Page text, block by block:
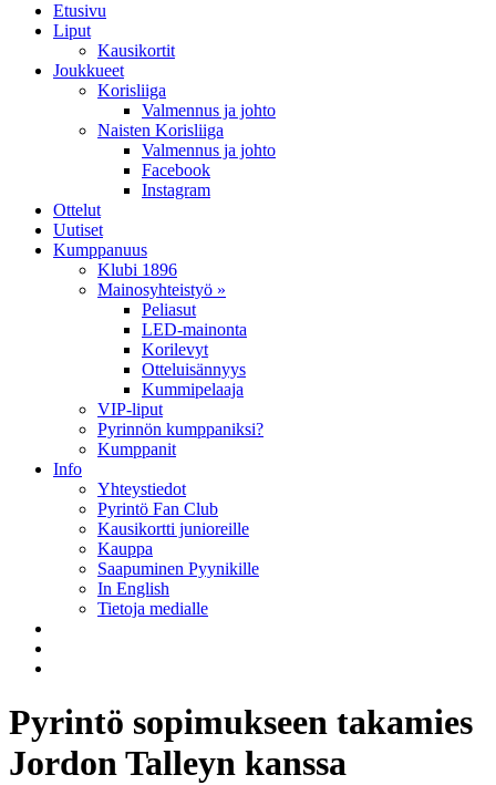
Etusivu
Liput
Kausikortit
Joukkueet
Korisliiga
Valmennus ja johto
Naisten Korisliiga
Valmennus ja johto
Facebook
Instagram
Ottelut
Uutiset
Kumppanuus
Klubi 1896
Mainosyhteistyö »
Peliasut
LED-mainonta
Korilevyt
Otteluisännyys
Kummipelaaja
VIP-liput
Pyrinnön kumppaniksi?
Kumppanit
Info
Yhteystiedot
Pyrintö Fan Club
Kausikortti junioreille
Kauppa
Saapuminen Pyynikille
In English
Tietoja medialle
Pyrintö sopimukseen takamies
Jordon Talleyn kanssa